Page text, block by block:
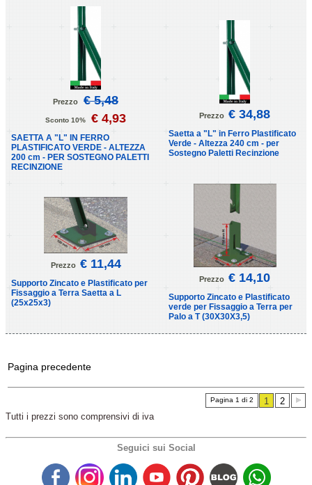
Prezzo € 5,48
Sconto 10% € 4,93
SAETTA A "L" IN FERRO
PLASTIFICATO VERDE - ALTEZZA
200 cm - PER SOSTEGNO PALETTI
RECINZIONE
Prezzo € 34,88
Saetta a "L" in Ferro Plastificato
Verde - Altezza 240 cm - per
Sostegno Paletti Recinzione
Prezzo € 11,44
Supporto Zincato e Plastificato per
Fissaggio a Terra Saetta a L
(25x25x3)
Prezzo € 14,10
Supporto Zincato e Plastificato
verde per Fissaggio a Terra per
Palo a T (30X30X3,5)
Pagina precedente
Pagina 1 di 2 1
2
Tutti i prezzi sono comprensivi di iva
Seguici sui Social